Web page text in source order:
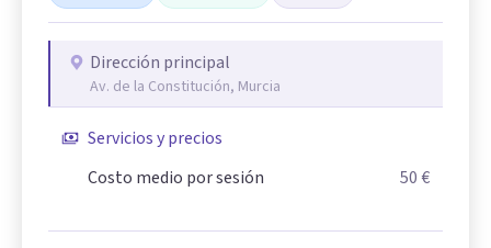
Dirección principal
Av. de la Constitución, Murcia
Servicios y precios
Costo medio por sesión
50 €